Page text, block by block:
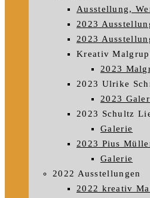
Ausstellung,
2023
2023
Kreativ
2023
2023 Ulrike
2023
2023 Schultz
Galerie
2023 Pius
Galerie
2022 Ausstellungen
2022 kreativ